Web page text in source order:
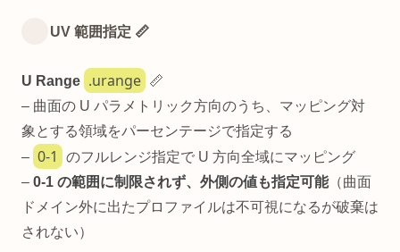
UV 範囲指定 📏
U Range .urange
📏
– 曲面の U パラメトリック方向のうち、マッピング対
象とする領域をパーセンテージで指定する
– 0-1
のフルレンジ指定で U 方向全域にマッピング
– 0-1 の範囲に制限されず、外側の値も指定可能（曲面
ドメイン外に出たプロファイルは不可視になるが破棄は
されない）